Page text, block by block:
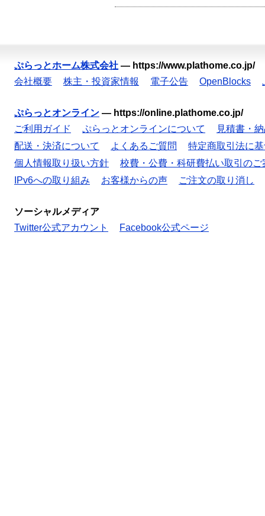
ぷらっとホーム株式会社 — https://www.plathome.co.jp/
会社概要
株主・投資家情報 電子公告 OpenBlocks
ぷらっとオンライン — https://online.plathome.co.jp/
ご利用ガイド
ぷらっとオンラインについて
見積書・
配送・決済について
よくあるご質問
特定商取引法に
個人情報取り扱い方針
校費・公費・科研費払い取引のご
IPv6への取り組み
お客様からの声 ご注文の取り消し
ソーシャルメディア
Twitter公式アカウント
Facebook公式ページ